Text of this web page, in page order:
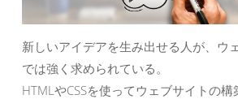
新しいアイデアを生み出せる人が、ウ
では強く求められている。
HTMLやCSSを使ってウェブサイトの